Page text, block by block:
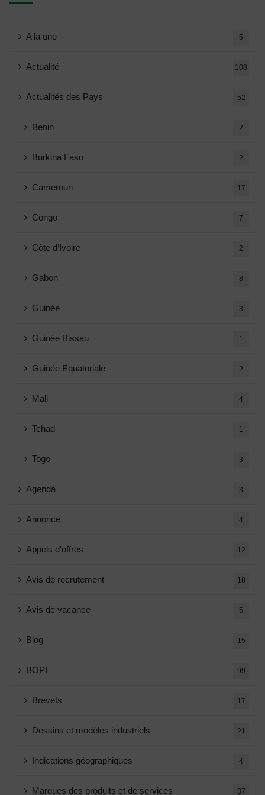
A la une 5
Actualité 108
Actualités des Pays 52
Benin 2
Burkina Faso 2
Cameroun 17
Congo 7
Côte d’Ivoire 2
Gabon 8
Guinée 3
Guinée Bissau 1
Guinée Equatoriale 2
Mali 4
Tchad 1
Togo 3
Agenda 3
Annonce 4
Appels d'offres 12
Avis de recrutement 18
Avis de vacance 5
Blog 15
BOPI 99
Brevets 17
Dessins et modèles industriels 21
Indications géographiques 4
Marques des produits et de services 37